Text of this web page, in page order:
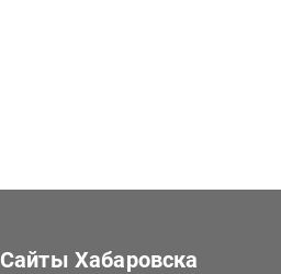
Сайты Хабаровска